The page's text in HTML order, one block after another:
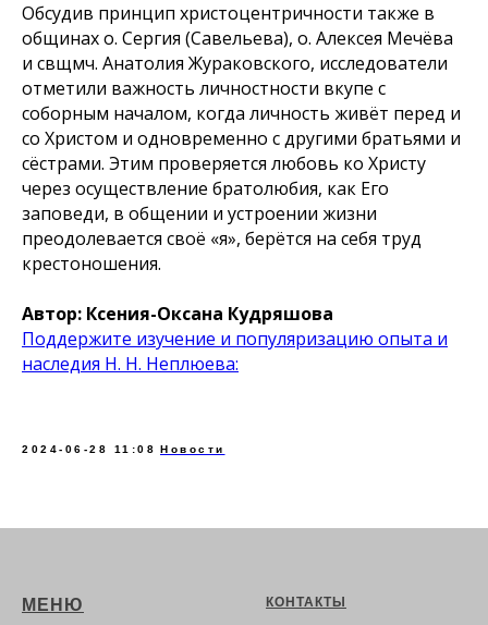
Обсудив принцип христоцентричности также в
общинах о. Сергия (Савельева), о. Алексея Мечёва
и свщмч. Анатолия Жураковского, исследователи
отметили важность личностности вкупе с
соборным началом, когда личность живёт перед и
cо Христом и одновременно с другими братьями и
сёстрами. Этим проверяется любовь ко Христу
через осуществление братолюбия, как Его
заповеди, в общении и устроении жизни
преодолевается своё «я», берётся на себя труд
крестоношения.
Автор: Ксения-Оксана Кудряшова
Поддержите изучение и популяризацию опыта и
наследия Н. Н. Неплюева:
2024-06-28 11:08 Новости
МЕНЮ
КОНТАКТЫ